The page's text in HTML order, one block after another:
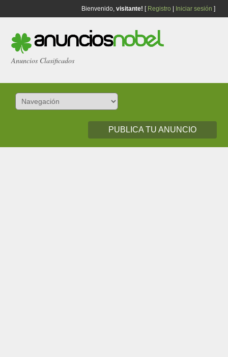
Bienvenido, visitante! [ Registro Iniciar sesión ]
Anuncios Clasificados
PUBLICA TU ANUNCIO